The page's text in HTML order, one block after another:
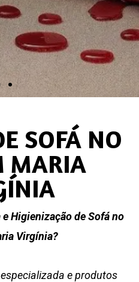
SOFÁ NO
MARIA
Higienização de Sofá no
Virgínia?
e produtos